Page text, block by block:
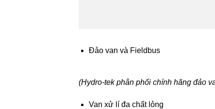
Đảo van và Fieldbus
(Hydro-tek phân phối chính hãng đảo
Van xử lí đa chất lỏng